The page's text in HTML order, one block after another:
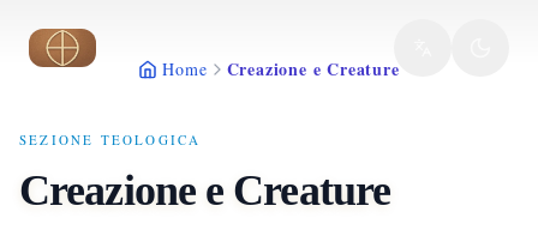
Vai al contenuto principale
Home Creazione e Creature
SEZIONE TEOLOGICA
Creazione e Creature